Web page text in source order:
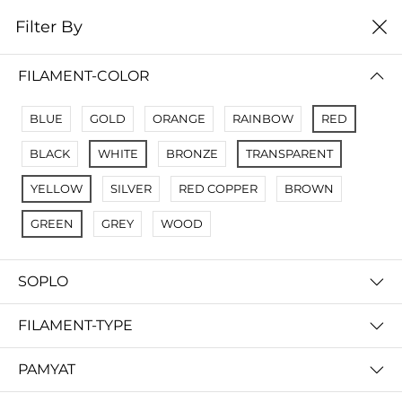
0
No Results
Not Found Filters1
Not Found Filters2
Filter By
FILAMENT-COLOR
BLUE GOLD ORANGE RAINBOW RED
BLACK WHITE BRONZE TRANSPARENT
YELLOW SILVER RED COPPER BROWN
GREEN GREY WOOD
SOPLO
FILAMENT-TYPE
PAMYAT